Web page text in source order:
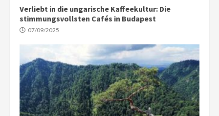
Verliebt in die ungarische Kaffeekultur: Die
stimmungsvollsten Cafés in Budapest
07/09/2025